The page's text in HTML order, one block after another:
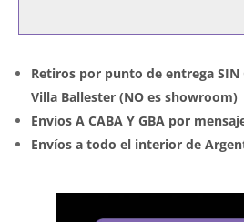
Retiros por punto de entrega SIN
Villa Ballester (NO es showroom)
Envios A CABA Y GBA por
Envíos a todo el interior de